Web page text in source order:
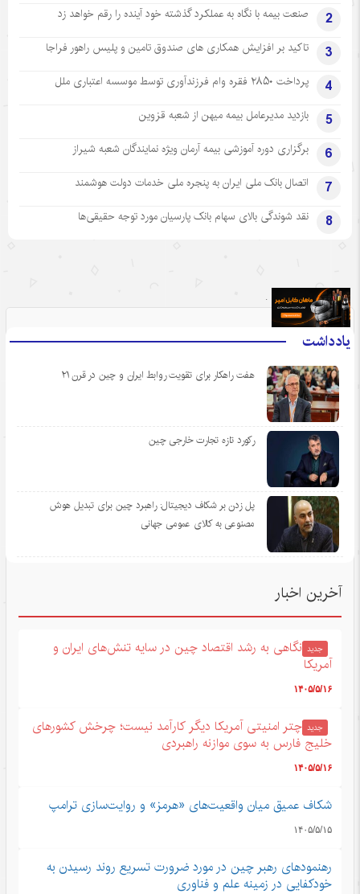
2 صنعت بیمه با نگاه به عملکرد گذشته خود آینده را رقم خواهد زد
3 تاکید بر افزایش همکاری های صندوق تامین و پلیس راهور فراجا
4 پرداخت ۲۸۵۰ فقره وام فرزندآوری توسط موسسه اعتباری ملل
5 بازدید مدیرعامل بیمه میهن از شعبه قزوین
6 برگزاری دوره آموزشی بیمه آرمان ویژه نمایندگان شعبه شیراز
7 اتصال بانک ملی ایران به پنجره ملی خدمات دولت هوشمند
8 نقد شوندگی بالای سهام بانک پارسیان مورد توجه حقیقی‌ها
یادداشت
هفت راهکار برای تقویت روابط ایران و چین در قرن ۲۱
رکورد تازه تجارت خارجی چین
پل زدن بر شکاف دیجیتال: راهبرد چین برای تبدیل هوش
مصنوعی به کالای عمومی جهانی
.
آخرین اخبار
جدید نگاهی به رشد اقتصاد چین در سایه تنش‌های ایران و
آمریکا
۱۴۰۵/۵/۱۶
جدید چتر امنیتی آمریکا دیگر کارآمد نیست؛ چرخش کشورهای
خلیج فارس به سوی موازنه راهبردی
۱۴۰۵/۵/۱۶
شکاف عمیق میان واقعیت‌های «هرمز» و روایت‌سازی ترامپ
۱۴۰۵/۵/۱۵
رهنمودهای رهبر چین در مورد ضرورت تسریع روند رسیدن به
خودکفایی در زمینه علم و فناوری